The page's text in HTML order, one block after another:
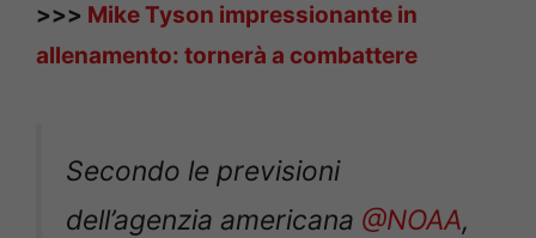
>>> Mike Tyson impressionante in
allenamento: tornerà a combattere
Secondo le previsioni
dell’agenzia americana @NOAA,